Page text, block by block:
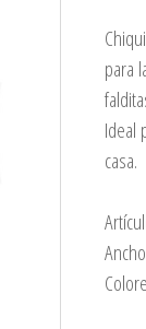
para
Ideal
casa.